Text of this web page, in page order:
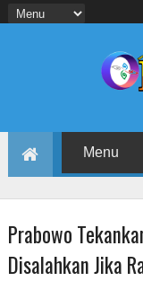
Prabowo
Disalahkan Jika